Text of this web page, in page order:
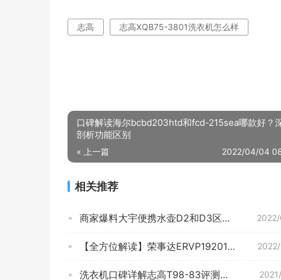
志高 志高XQB75-3801洗衣机怎么样
口碑解读海尔bcbd203htd和fcd-215sea哪款好？
剖析功能区别
« 上一篇 2022/04/04
相关推荐
商家爆料大宇便携水壶D2和D3区别比较 哪款好？到底要怎么选择
【全方位解读】荣事达ERVP192014T 这款 洗衣机质量怎么样？优劣分析评测结果！
洗衣机口碑详解志高T98-83评测结果怎么样？不值得买吗？